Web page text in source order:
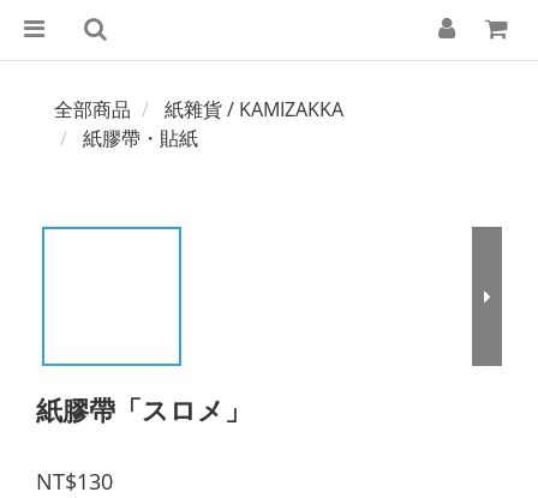
全部商品
紙雜貨 / KAMIZAKKA
紙膠帶・貼紙
紙膠帶「スロメ」
NT$130